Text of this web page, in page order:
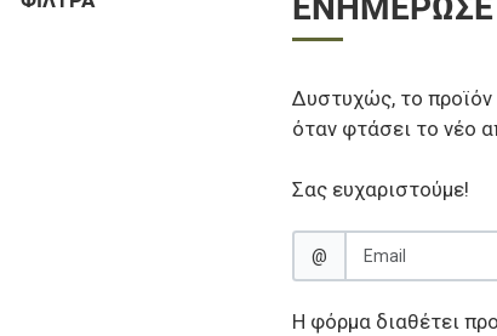
Δυστυχώς, το προϊόν
όταν φτάσει το νέο
Σας ευχαριστούμε!
@
Η φόρμα διαθέτει